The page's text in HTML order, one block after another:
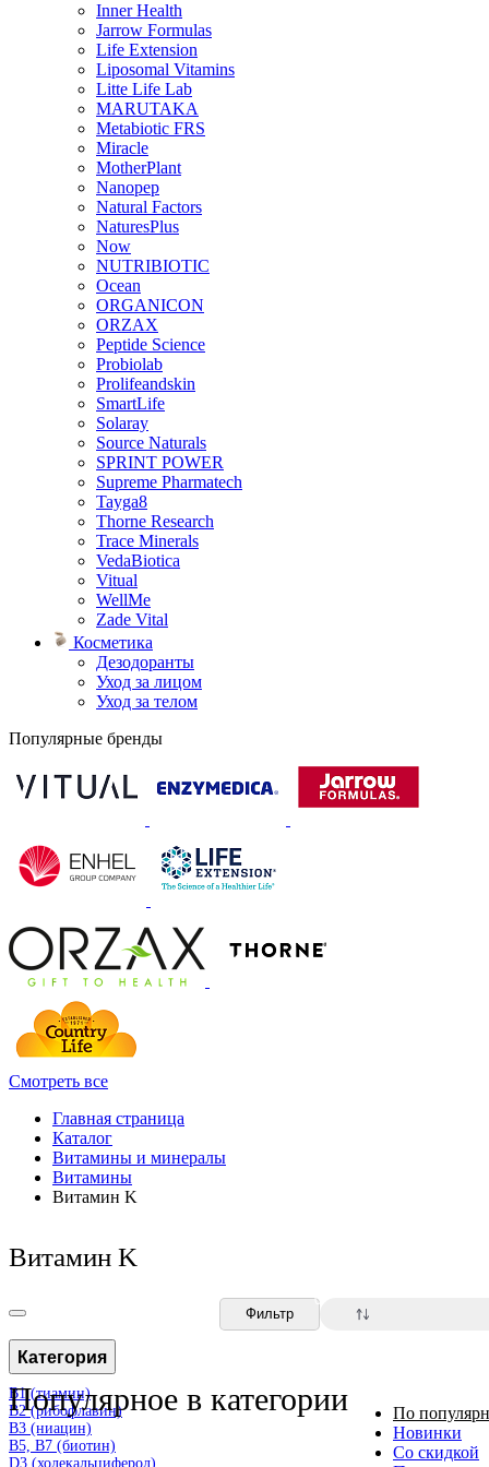
Inner Health
Jarrow Formulas
Life Extension
Liposomal Vitamins
Litte Life Lab
MARUTAKA
Metabiotic FRS
Miracle
MotherPlant
Nanopep
Natural Factors
NaturesPlus
Now
NUTRIBIOTIC
Ocean
ORGANICON
ORZAX
Peptide Science
Probiolab
Prolifeandskin
SmartLife
Solaray
Source Naturals
SPRINT POWER
Supreme Pharmatech
Tayga8
Thorne Research
Trace Minerals
VedaBiotica
Vitual
WellMe
Zade Vital
Косметика
Дезодоранты
Уход за лицом
Уход за телом
Популярные бренды
Смотреть все
Главная страница
Каталог
Витамины и минералы
Витамины
Витамин K
Витамин K
Категория
B1 (тиамин)
B2 (рибофлавин)
B3 (ниацин)
B5, B7 (биотин)
D3 (холекальциферол)
Фильтр
0
По
Новинки
Со скидкой
Популярное в категории